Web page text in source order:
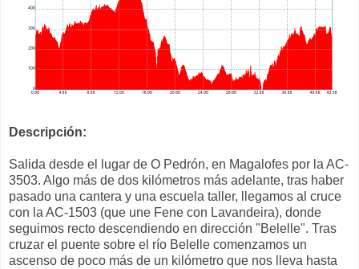
Descripción:
Salida desde el lugar de O Pedrón, en Magalofes por la AC-
3503. Algo más de dos kilómetros más adelante, tras haber
pasado una cantera y una escuela taller, llegamos al cruce
con la AC-1503 (que une Fene con Lavandeira), donde
seguimos recto descendiendo en dirección "Belelle". Tras
cruzar el puente sobre el río Belelle comenzamos un
ascenso de poco más de un kilómetro que nos lleva hasta